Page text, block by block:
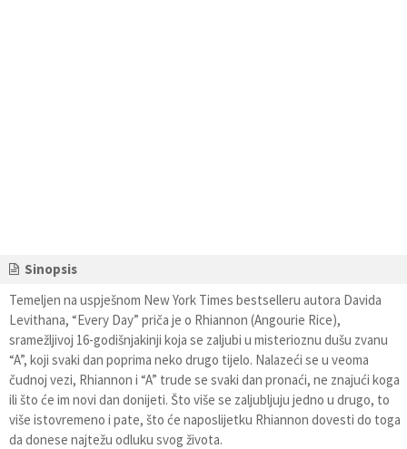
Sinopsis
Temeljen na uspješnom New York Times bestselleru autora Davida
Levithana, “Every Day” priča je o Rhiannon (Angourie Rice),
sramežljivoj 16-godišnjakinji koja se zaljubi u misterioznu dušu zvanu
“A”, koji svaki dan poprima neko drugo tijelo. Nalazeći se u veoma
čudnoj vezi, Rhiannon i “A” trude se svaki dan pronaći, ne znajući koga
ili što će im novi dan donijeti. Što više se zaljubljuju jedno u drugo, to
više istovremeno i pate, što će naposlijetku Rhiannon dovesti do toga
da donese najtežu odluku svog života.